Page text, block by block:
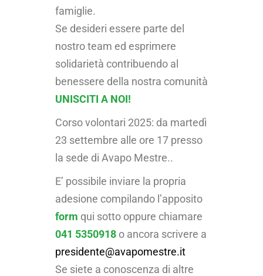
famiglie.
Se desideri essere parte del
nostro team ed esprimere
solidarietà contribuendo al
benessere della nostra comunità
UNISCITI A NOI!
Corso volontari 2025: da martedì
23 settembre alle ore 17 presso
la sede di Avapo Mestre..
E’ possibile inviare la propria
adesione compilando l’apposito
form qui sotto oppure chiamare
041 5350918 o ancora scrivere a
presidente@avapomestre.it
Se siete a conoscenza di altre